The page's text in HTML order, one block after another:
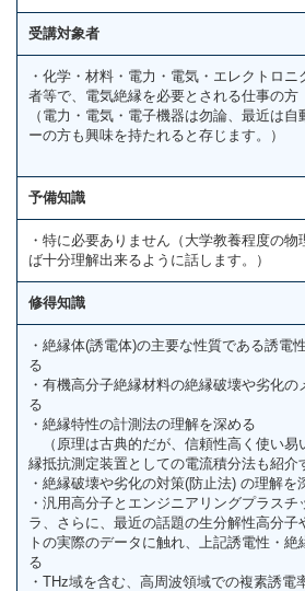
受講対象者
・化学・材料・電力・電気・エレクトロ
者等で、電気絶縁を必要とされる仕事の方
（電力・電気・電子機器は勿論、最近は
ーの方も興味を持たれると存じます。）
予備知識
・特に必要ありません（大学教養程度の
ば十分理解出来るように話します。）
修得知識
・絶縁体(誘電体)の主要な性質である誘電
る
・有機高分子絶縁材料の絶縁破壊や劣化
る
・絶縁特性の計測法の理解を深める
（原理は古典的だが、信頼性高く使い易
縁抵抗測定装置としての電流積分法も紹介
・絶縁破壊や劣化の対策(防止法) の理解を
・汎用高分子とエンジニアリングプラス
ラ、さらに、最近の話題の生分解性高分子
トの実際のデータに触れ、上記誘電性・
る
・THz域を含む、高周波領域での複素誘電